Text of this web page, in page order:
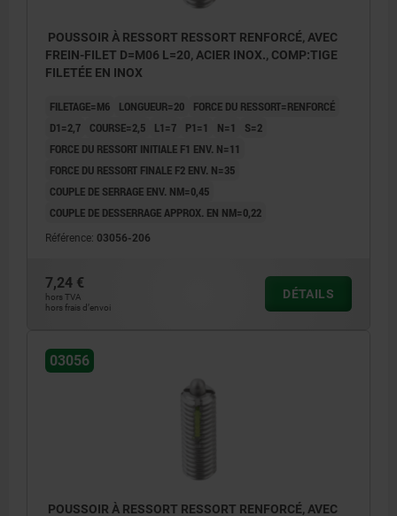
POUSSOIR À RESSORT RESSORT RENFORCÉ, AVEC
FREIN-FILET D=M06 L=20, ACIER INOX., COMP:TIGE
FILETÉE EN INOX
FILETAGE=M6 LONGUEUR=20
FORCE DU RESSORT=RENFORCÉ
D1=2,7
COURSE=2,5 L1=7 P1=1 N=1
S=2
FORCE DU RESSORT INITIALE F1 ENV. N=11
FORCE DU RESSORT FINALE F2 ENV. N=35
COUPLE DE SERRAGE ENV. NM=0,45
COUPLE DE DESSERRAGE APPROX. EN NM=0,22
Référence: 03056-206
7,24 €
hors TVA
hors frais d’envoi
DÉTAILS
03056
POUSSOIR À RESSORT RESSORT RENFORCÉ, AVEC